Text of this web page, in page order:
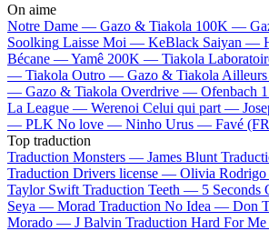
On aime
Notre Dame — Gazo & Tiakola 100K —
Soolking Laisse Moi — KeBlack Saiyan —
Bécane —Yamê 200K — Tiakola
— Tiakola Outro — Gazo & Tiakola
— Gazo & Tiakola Overdrive — Ofenbach
La League — Werenoi Celui qui part —
— PLK No love — Ninho Urus — Favé
Top traduction
Traduction Monsters — James Blunt
Traduction Drivers license — Olivia Rodrigo
Taylor Swift Traduction Teeth — 5 Seconds
Seya — Morad Traduction No Idea — Don
Morado — J Balvin Traduction Hard For